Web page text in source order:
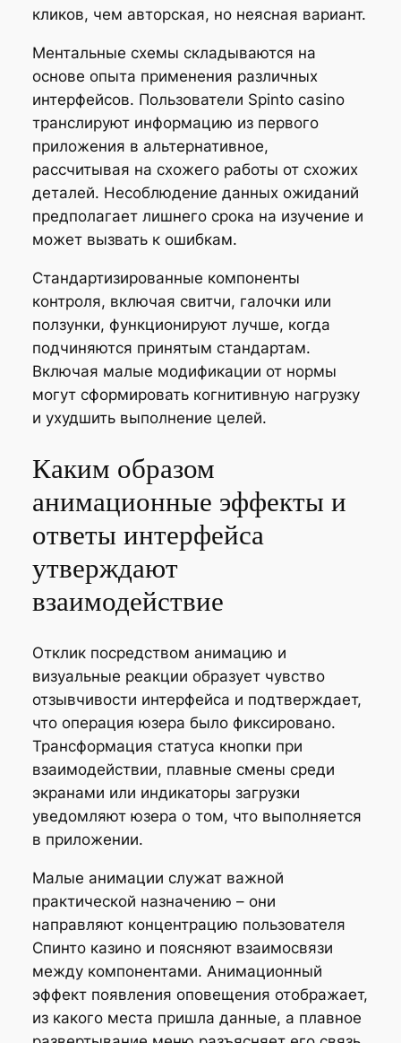
кликов, чем авторская, но неясная вариант.
Ментальные схемы складываются на
основе опыта применения различных
интерфейсов. Пользователи Spinto casino
транслируют информацию из первого
приложения в альтернативное,
рассчитывая на схожего работы от схожих
деталей. Несоблюдение данных ожиданий
предполагает лишнего срока на изучение и
может вызвать к ошибкам.
Стандартизированные компоненты
контроля, включая свитчи, галочки или
ползунки, функционируют лучше, когда
подчиняются принятым стандартам.
Включая малые модификации от нормы
могут сформировать когнитивную нагрузку
и ухудшить выполнение целей.
Каким образом
анимационные эффекты и
ответы интерфейса
утверждают
взаимодействие
Отклик посредством анимацию и
визуальные реакции образует чувство
отзывчивости интерфейса и подтверждает,
что операция юзера было фиксировано.
Трансформация статуса кнопки при
взаимодействии, плавные смены среди
экранами или индикаторы загрузки
уведомляют юзера о том, что выполняется
в приложении.
Малые анимации служат важной
практической назначению – они
направляют концентрацию пользователя
Спинто казино и поясняют взаимосвязи
между компонентами. Анимационный
эффект появления оповещения отображает,
из какого места пришла данные, а плавное